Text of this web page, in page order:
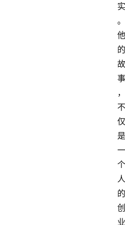
实
。
他
的
故
事
，
不
仅
是
一
个
人
的
创
业